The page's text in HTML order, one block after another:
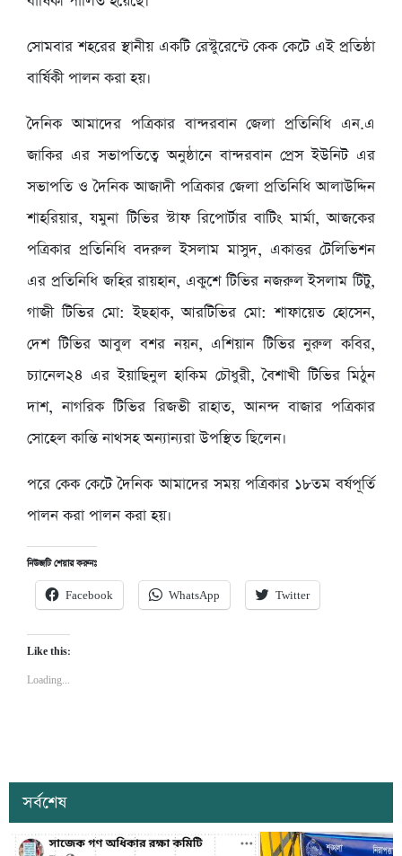
সোমবার শহরের স্থানীয় একটি রেস্টুরেন্টে কেক কেটে এই প্রতিষ্ঠা
বার্ষিকী পালন করা হয়।
দৈনিক আমাদের পত্রিকার বান্দরবান জেলা প্রতিনিধি এন.এ
জাকির এর সভাপতিত্বে অনুষ্ঠানে বান্দরবান প্রেস ইউনিট এর
সভাপতি ও দৈনিক আজাদী পত্রিকার জেলা প্রতিনিধি আলাউদ্দিন
শাহরিয়ার, যমুনা টিভির স্টাফ রিপোর্টার বাটিং মার্মা, আজকের
পত্রিকার প্রতিনিধি বদরুল ইসলাম মাসুদ, একাত্তর টেলিভিশন
এর প্রতিনিধি জহির রায়হান, একুশে টিভির নজরুল ইসলাম টিটু,
গাজী টিভির মো: ইছহাক, আরটিভির মো: শাফায়েত হোসেন,
দেশ টিভির আবুল বশর নয়ন, এশিয়ান টিভির নুরুল কবির,
চ্যানেল২৪ এর ইয়াছিনুল হাকিম চৌধুরী, বৈশাখী টিভির মিঠুন
দাশ, নাগরিক টিভির রিজভী রাহাত, আনন্দ বাজার পত্রিকার
সোহেল কান্তি নাথসহ অন্যান্যরা উপস্থিত ছিলেন।
পরে কেক কেটে দৈনিক আমাদের সময় পত্রিকার ১৮তম বর্ষপূর্তি
পালন করা পালন করা হয়।
নিউজটি শেয়ার করুনঃ
Facebook WhatsApp Twitter
Like this:
Loading...
সর্বশেষ